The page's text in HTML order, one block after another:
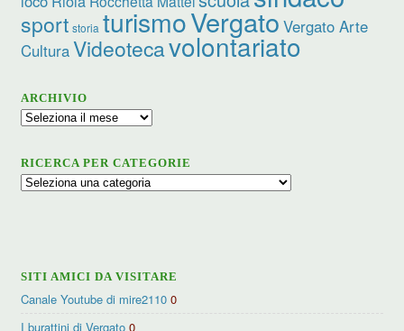
sport storia turismoVergato Vergato Arte
CulturaVideotecavolontariato
ARCHIVIO
Archivio
RICERCA PER CATEGORIE
Ricerca
SITI AMICI DA VISITARE
Canale Youtube di mire2110 0
I burattini di Vergato 0